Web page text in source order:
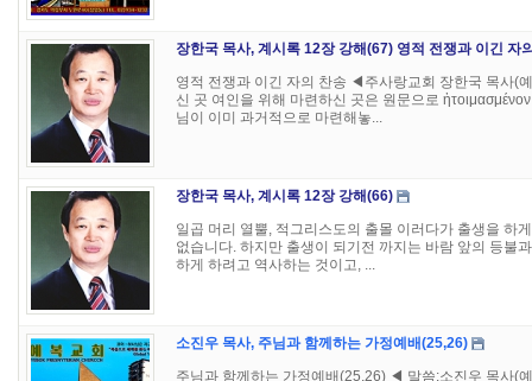
장한국 목사, 계시록 12장 강해(67) 영적 전쟁과 이긴 자
영적 전쟁과 이긴 자의 찬송 ◀주사랑교회 장한국 목사(
신 곳 여인을 위해 마련하신 곳은 원문으로
님이 이미 과거적으로 마련해놓...
장한국 목사, 계시록 12장 강해(66)
일곱 머리 열뿔, 적그리스도의 출몰 이러다가 출생을 하
없습니다. 하지만 출생이 되기전 까지는 바람 앞의 등불
하게 하려고 역사하는 것이고, ...
소진우 목사, 주님과 함께하는 가정예배(25,26)
주님과 함께하는 가정예배(25,26) ◀ 말씀:소진우 목사(